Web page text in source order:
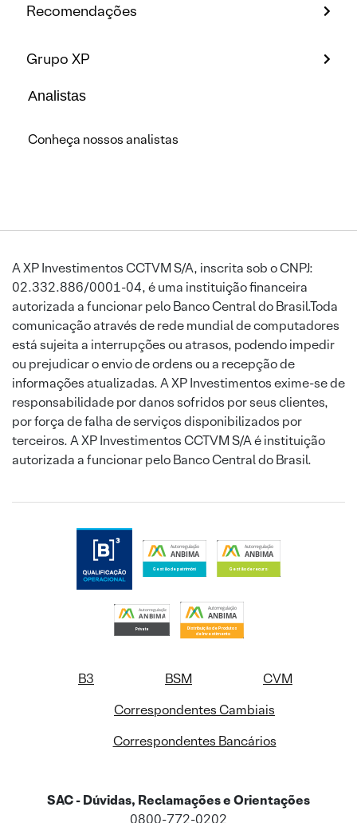
Recomendações
Grupo XP
Analistas
Conheça nossos analistas
A XP Investimentos CCTVM S/A, inscrita sob o CNPJ:
02.332.886/0001-04, é uma instituição financeira
autorizada a funcionar pelo Banco Central do Brasil.Toda
comunicação através de rede mundial de computadores
está sujeita a interrupções ou atrasos, podendo impedir
ou prejudicar o envio de ordens ou a recepção de
informações atualizadas. A XP Investimentos exime-se de
responsabilidade por danos sofridos por seus clientes,
por força de falha de serviços disponibilizados por
terceiros. A XP Investimentos CCTVM S/A é instituição
autorizada a funcionar pelo Banco Central do Brasil.
B3 BSM
CVM
Correspondentes Cambiais
Correspondentes Bancários
SAC - Dúvidas, Reclamações e Orientações
0800-772-0202